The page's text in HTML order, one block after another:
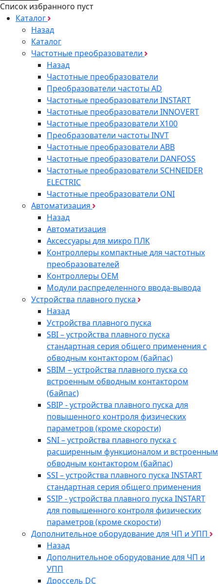
Список избранного пуст
Каталог
Назад
Каталог
Частотные преобразователи
Назад
Частотные преобразователи
Преобразователи частоты AD
Частотные преобразователи INSTART
Частотные преобразователи INNOVERT
Частотные преобразователи Х100
Преобразователи частоты INVT
Частотные преобразователи ABB
Частотные преобразователи DANFOSS
Частотные преобразователи SCHNEIDER
ELECTRIC
Частотные преобразователи ONI
Автоматизация
Назад
Автоматизация
Аксессуары для микро ПЛК
Контроллеры компактные для частотных
преобразователей
Контроллеры ОЕМ
Модули распределенного ввода-вывода
Устройства плавного пуска
Назад
Устройства плавного пуска
SBI – устройства плавного пуска
стандартная серия общего применения с
обводным контактором (байпас)
SBIM – устройства плавного пуска со
встроенным обводным контактором
(байпас)
SBIP - устройства плавного пуска для
повышенного контроля физических
параметров (кроме скорости)
SNI – устройства плавного пуска с
расширенным функционалом и встроенным
обводным контактором (байпас)
SSI – устройства плавного пуска INSTART
стандартная серия общего применения
SSIP - устройства плавного пуска INSTART
для повышенного контроля физических
параметров (кроме скорости)
Дополнительное оборудование для ЧП и УПП
Назад
Дополнительное оборудование для ЧП и
УПП
Дроссель DC